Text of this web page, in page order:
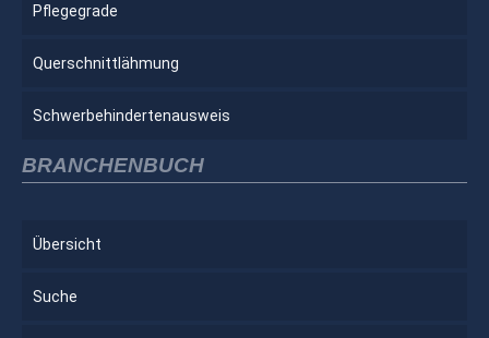
Pflegegrade
Querschnittlähmung
Schwerbehindertenausweis
BRANCHENBUCH
Übersicht
Suche